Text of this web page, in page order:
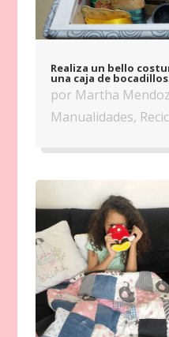
Realiza un bello
una caja de
por Martha
Manualidades,